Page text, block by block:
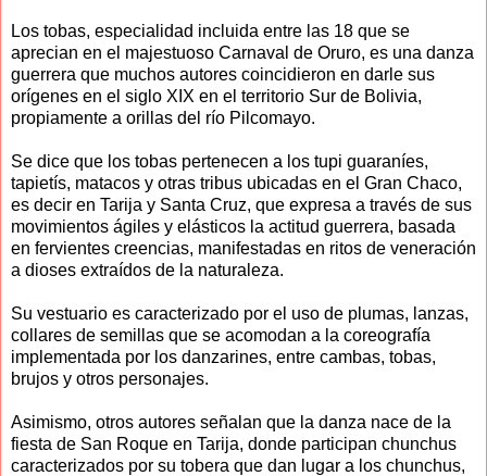
Los tobas, especialidad incluida entre las 18 que se
aprecian en el majestuoso Carnaval de Oruro, es una danza
guerrera que muchos autores coincidieron en darle sus
orígenes en el siglo XIX en el territorio Sur de Bolivia,
propiamente a orillas del río Pilcomayo.
Se dice que los tobas pertenecen a los tupi guaraníes,
tapietís, matacos y otras tribus ubicadas en el Gran Chaco,
es decir en Tarija y Santa Cruz, que expresa a través de sus
movimientos ágiles y elásticos la actitud guerrera, basada
en fervientes creencias, manifestadas en ritos de veneración
a dioses extraídos de la naturaleza.
Su vestuario es caracterizado por el uso de plumas, lanzas,
collares de semillas que se acomodan a la coreografía
implementada por los danzarines, entre cambas, tobas,
brujos y otros personajes.
Asimismo, otros autores señalan que la danza nace de la
fiesta de San Roque en Tarija, donde participan chunchus
caracterizados por su tobera que dan lugar a los chunchus,